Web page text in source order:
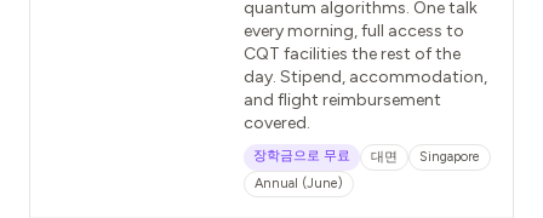
quantum algorithms. One talk
every morning, full access to
CQT facilities the rest of the
day. Stipend, accommodation,
and flight reimbursement
covered.
장학금으로 무료 대면
Singapore
Annual (June)